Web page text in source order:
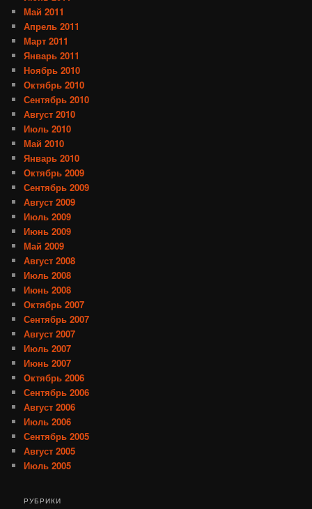
Май 2011
Апрель 2011
Март 2011
Январь 2011
Ноябрь 2010
Октябрь 2010
Сентябрь 2010
Август 2010
Июль 2010
Май 2010
Январь 2010
Октябрь 2009
Сентябрь 2009
Август 2009
Июль 2009
Июнь 2009
Май 2009
Август 2008
Июль 2008
Июнь 2008
Октябрь 2007
Сентябрь 2007
Август 2007
Июль 2007
Июнь 2007
Октябрь 2006
Сентябрь 2006
Август 2006
Июль 2006
Сентябрь 2005
Август 2005
Июль 2005
РУБРИКИ